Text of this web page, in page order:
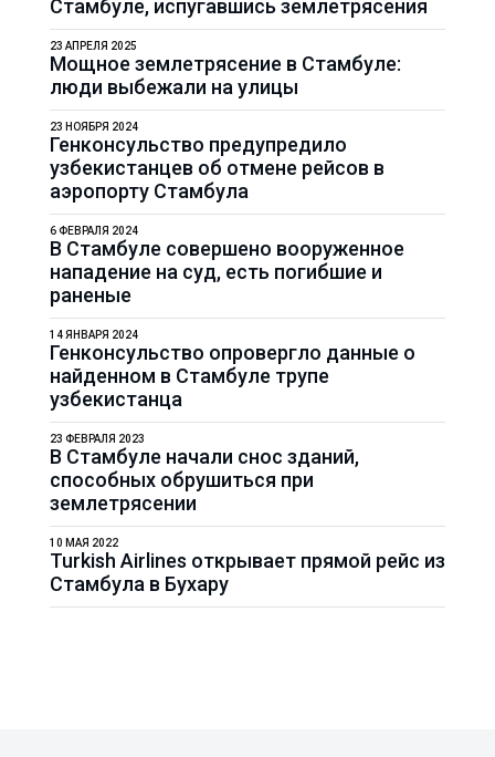
Стамбуле, испугавшись землетрясения
Мощное землетрясение в Стамбуле:
люди выбежали на улицы
23 АПРЕЛЯ 2025
Генконсульство предупредило
узбекистанцев об отмене рейсов в
аэропорту Стамбула
23 НОЯБРЯ 2024
В Стамбуле совершено вооруженное
нападение на суд, есть погибшие и
раненые
6 ФЕВРАЛЯ 2024
Генконсульство опровергло данные о
найденном в Стамбуле трупе
узбекистанца
14 ЯНВАРЯ 2024
В Стамбуле начали снос зданий,
способных обрушиться при
землетрясении
23 ФЕВРАЛЯ 2023
Turkish Airlines открывает прямой рейс из
Стамбула в Бухару
10 МАЯ 2022